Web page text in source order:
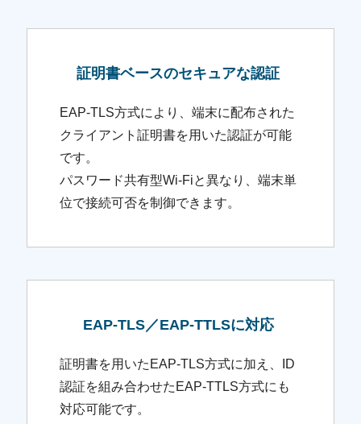
証明書ベースのセキュアな認証
EAP-TLS方式により、端末に配布された
クライアント証明書を用いた認証が可能
です。
パスワード共有型Wi-Fiと異なり、端末単
位で接続可否を制御できます。
EAP-TLS／EAP-TTLSに対応
証明書を用いたEAP-TLS方式に加え、ID
認証を組み合わせたEAP-TTLS方式にも
対応可能です。